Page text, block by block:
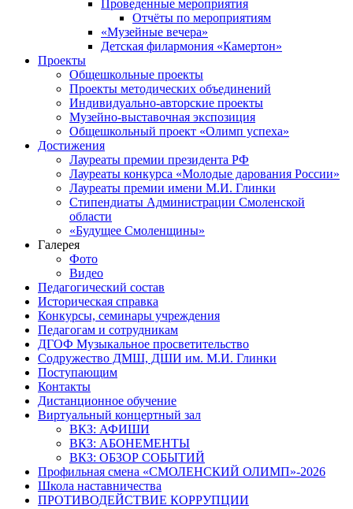
Проведенные мероприятия
Отчёты по мероприятиям
«Музейные вечера»
Детская филармония «Камертон»
Проекты
Общешкольные проекты
Проекты методических объединений
Индивидуально-авторские проекты
Музейно-выставочная экспозиция
Общешкольный проект «Олимп успеха»
Достижения
Лауреаты премии президента РФ
Лауреаты конкурса «Молодые дарования России»
Лауреаты премии имени М.И. Глинки
Стипендиаты Администрации Смоленской
области
«Будущее Смоленщины»
Галерея
Фото
Видео
Педагогический состав
Историческая справка
Конкурсы, семинары учреждения
Педагогам и сотрудникам
ДГОФ Музыкальное просветительство
Содружество ДМШ, ДШИ им. М.И. Глинки
Поступающим
Контакты
Дистанционное обучение
Виртуальный концертный зал
ВКЗ: АФИШИ
ВКЗ: АБОНЕМЕНТЫ
ВКЗ: ОБЗОР СОБЫТИЙ
Профильная смена «СМОЛЕНСКИЙ ОЛИМП»-2026
Школа наставничества
ПРОТИВОДЕЙСТВИЕ КОРРУПЦИИ